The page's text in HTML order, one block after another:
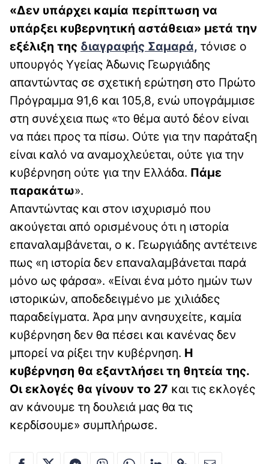
«Δεν υπάρχει καμία περίπτωση να
υπάρξει κυβερνητική αστάθεια» μετά την
εξέλιξη της διαγραφής Σαμαρά, τόνισε ο
υπουργός Υγείας Άδωνις Γεωργιάδης
απαντώντας σε σχετική ερώτηση στο Πρώτο
Πρόγραμμα 91,6 και 105,8, ενώ υπογράμμισε
στη συνέχεια πως «το θέμα αυτό δέον είναι
να πάει προς τα πίσω. Ούτε για την παράταξη
είναι καλό να αναμοχλεύεται, ούτε για την
κυβέρνηση ούτε για την Ελλάδα. Πάμε
παρακάτω».
Απαντώντας και στον ισχυρισμό που
ακούγεται από ορισμένους ότι η ιστορία
επαναλαμβάνεται, ο κ. Γεωργιάδης αντέτεινε
πως «η ιστορία δεν επαναλαμβάνεται παρά
μόνο ως φάρσα». «Είναι ένα μότο ημών των
ιστορικών, αποδεδειγμένο με χιλιάδες
παραδείγματα. Άρα μην ανησυχείτε, καμία
κυβέρνηση δεν θα πέσει και κανένας δεν
μπορεί να ρίξει την κυβέρνηση. Η
κυβέρνηση θα εξαντλήσει τη θητεία της.
Οι εκλογές θα γίνουν το 27 και τις εκλογές
αν κάνουμε τη δουλειά μας θα τις
κερδίσουμε» συμπλήρωσε.